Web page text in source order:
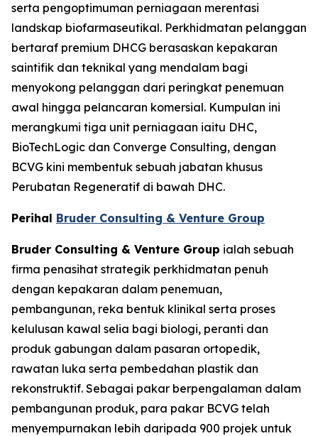
serta pengoptimuman perniagaan merentasi
landskap biofarmaseutikal. Perkhidmatan pelanggan
bertaraf premium DHCG berasaskan kepakaran
saintifik dan teknikal yang mendalam bagi
menyokong pelanggan dari peringkat penemuan
awal hingga pelancaran komersial. Kumpulan ini
merangkumi tiga unit perniagaan iaitu DHC,
BioTechLogic dan Converge Consulting, dengan
BCVG kini membentuk sebuah jabatan khusus
Perubatan Regeneratif di bawah DHC.
Perihal Bruder Consulting & Venture Group
Bruder Consulting & Venture Group ialah sebuah
firma penasihat strategik perkhidmatan penuh
dengan kepakaran dalam penemuan,
pembangunan, reka bentuk klinikal serta proses
kelulusan kawal selia bagi biologi, peranti dan
produk gabungan dalam pasaran ortopedik,
rawatan luka serta pembedahan plastik dan
rekonstruktif. Sebagai pakar berpengalaman dalam
pembangunan produk, para pakar BCVG telah
menyempurnakan lebih daripada 900 projek untuk